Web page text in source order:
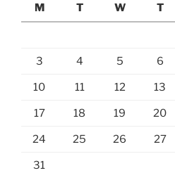
M
T W T
3 4 5 6
10 11 12 13
17 18 19 20
24 25 26 27
31